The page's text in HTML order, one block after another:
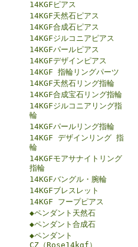
14KGFピアス
14KGF天然石ピアス
14KGF合成石ピアス
14KGFジルコニアピアス
14KGFパールピアス
14KGFデザインピアス
14KGF 指輪リングパーツ
14KGF天然石リング指輪
14KGF合成宝石リング指輪
14KGFジルコニアリング指
輪
14KGFパールリング指輪
14KGF デザインリング 指
輪
14KGFモアサナイトリング
指輪
14KGFバングル・腕輪
14KGFブレスレット
14KGF フープピアス
◆ペンダント天然石
◆ペンダント合成石
◆ペンダント
CZ（Rose14kgf）